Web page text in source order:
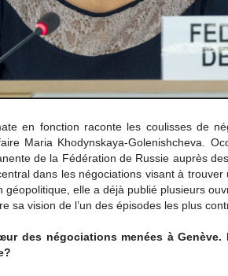
en fonction raconte les coulisses de
Maria Khodynskaya-Golenishcheva.
de la Fédération de Russie auprès
dans les négociations visant à trouver
géopolitique, elle a déjà publié plusieurs
sa vision de l’un des épisodes les plus
des négociations menées à